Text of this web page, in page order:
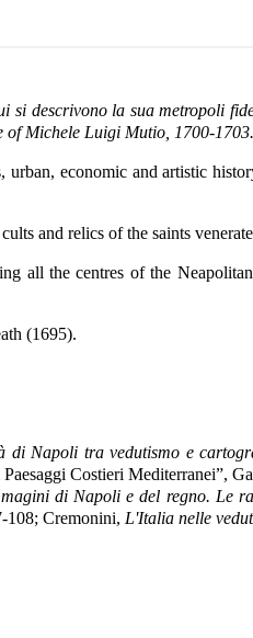
descrivono la sua metropoli
Michele Luigi Mutio, 1700-1703.
economic and artistic
and relics of the saints
all the centres of the
(1695).
di Napoli tra vedutismo e
Costieri Mediterranei”,
di Napoli e del regno. Le
108; Cremonini, L'Italia nelle